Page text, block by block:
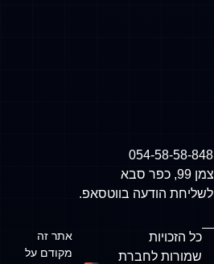
054-58-58-848
99, כפר סבא
לשליחת הודעה בווטסאפ.
כל הזכויות
שמורות לחברת
אתר זה
מקודם על